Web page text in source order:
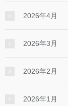
2026年4月
2026年3月
2026年2月
2026年1月